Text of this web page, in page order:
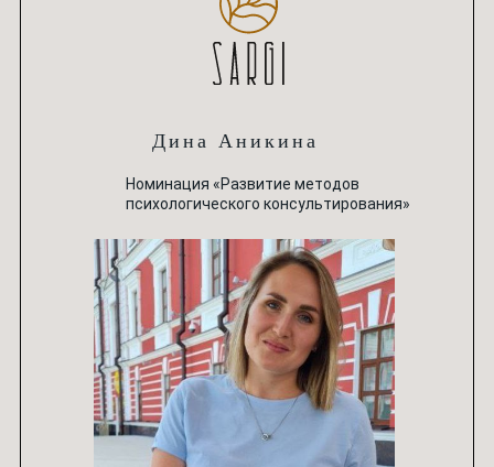
Дина Аникина
Номинация «Развитие методов
психологического консультирования»